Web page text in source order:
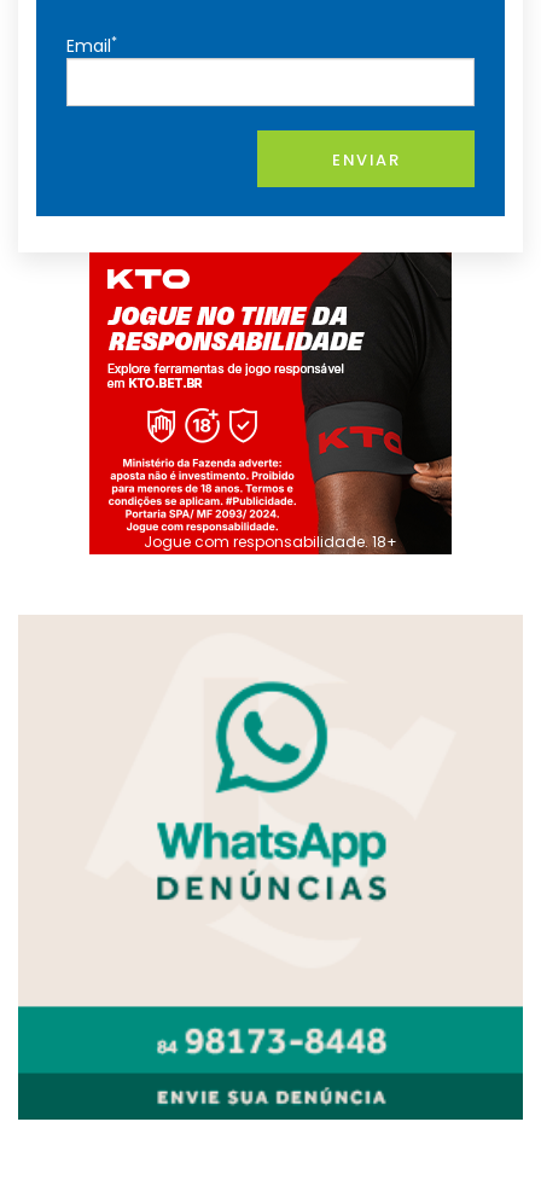
Email*
ENVIAR
Jogue com responsabilidade. 18+